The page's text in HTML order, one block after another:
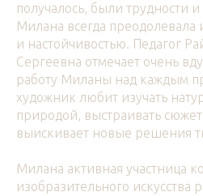
получалось, были трудности
Милана всегда
и настойчивостью. Педагог
Сергеевна отмечает очень
работу Миланы над каждым
художник любит изучать
природой, выстраивать
выискивает новые решения
Милана активная участница
изобразительного искусства